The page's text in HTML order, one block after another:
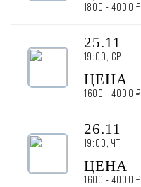
1800 - 4000 ₽
25.11
19:00, СР
ЦЕНА
1600 - 4000 ₽
26.11
19:00, ЧТ
ЦЕНА
1600 - 4000 ₽